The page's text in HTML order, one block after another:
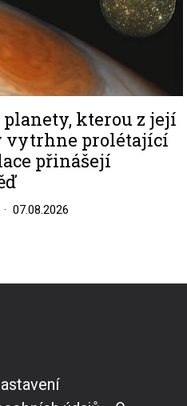
planety, kterou z její
vytrhne prolétající
přinášejí
07.08.2026